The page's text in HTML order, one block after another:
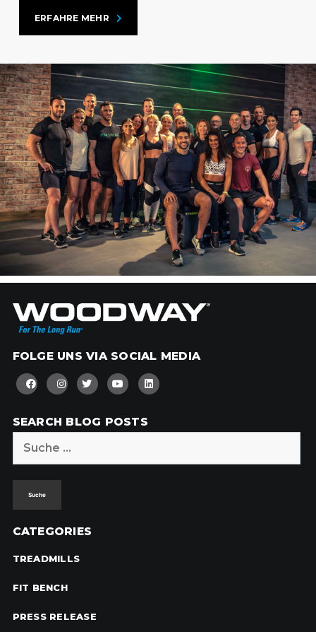
ERFAHRE MEHR
FOLGE UNS VIA SOCIAL MEDIA
SEARCH BLOG POSTS
CATEGORIES
TREADMILLS
FIT BENCH
PRESS RELEASE